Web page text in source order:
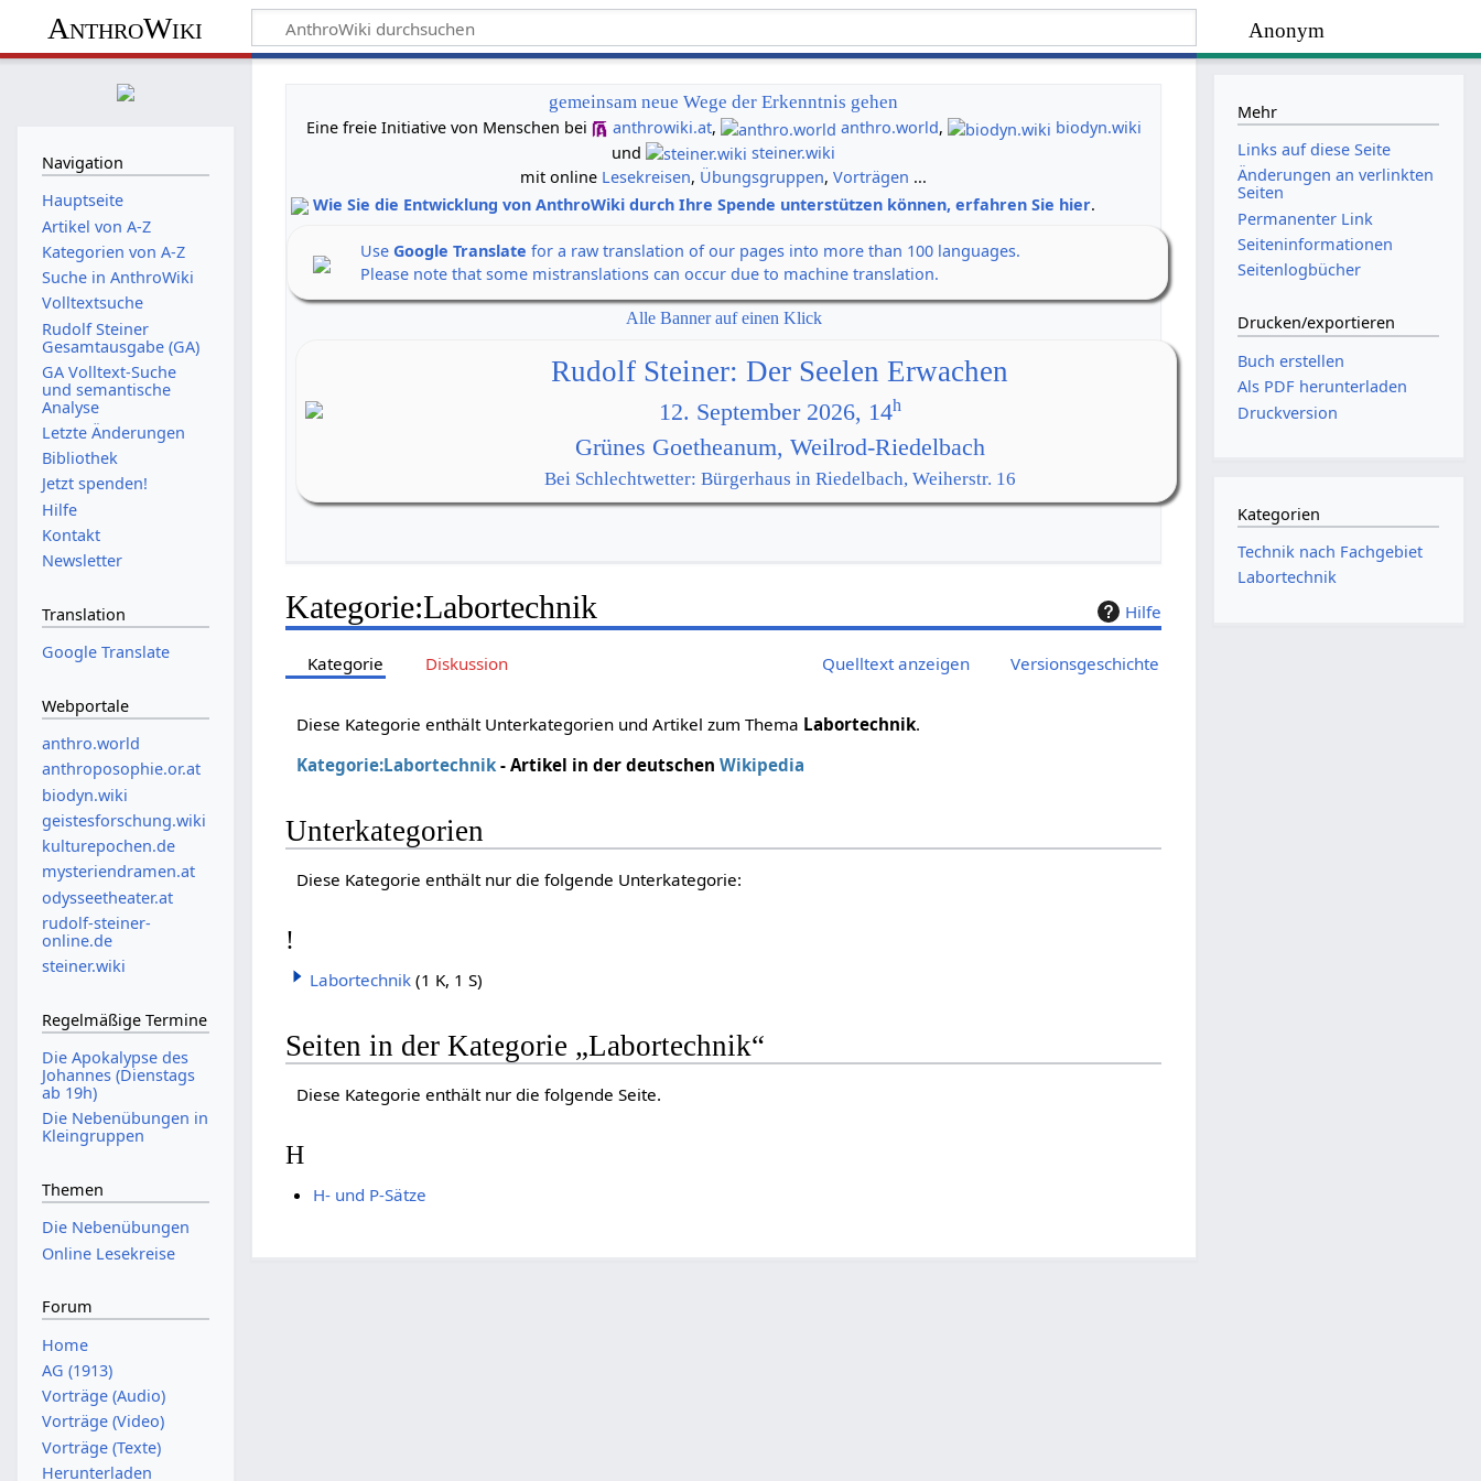
Anonym
AnthroWiki
gemeinsam neue Wege der Erkenntnis gehen
Eine freie Initiative von Menschen bei
anthrowiki.at, anthro.world,
biodyn.wiki
und
steiner.wiki
mit online Lesekreisen, Übungsgruppen,Vorträgen ...
Wie Sie die Entwicklung von AnthroWiki durch Ihre Spende unterstützen können, erfahren Sie hier.
UseGoogle Translate for a raw translation of our pages into more than 100 languages.
Please note that some mistranslations can occur due to machine translation.
Alle Banner auf einen Klick
Rudolf Steiner: Der Seelen Erwachen
12. September 2026, 14h
Grünes Goetheanum, Weilrod-Riedelbach
Bei Schlechtwetter: Bürgerhaus in Riedelbach, Weiherstr. 16
Hilfe
Kategorie:Labortechnik
Kategorie Diskussion Quelltext anzeigen Versionsgeschichte
Diese Kategorie enthält Unterkategorien und Artikel zum Thema Labortechnik.
Kategorie:Labortechnik- Artikel in der deutschenWikipedia
Unterkategorien
Diese Kategorie enthält nur die folgende Unterkategorie:
!
Labortechnik (1 K, 1 S)
Seiten in der Kategorie „Labortechnik“
Diese Kategorie enthält nur die folgende Seite.
H
H- und P-Sätze
Navigation
Hauptseite
Artikel von A-Z
Kategorien von A-Z
Suche in AnthroWiki
Volltextsuche
Rudolf Steiner
Gesamtausgabe (GA)
GA Volltext-Suche
und semantische
Analyse
Letzte Änderungen
Bibliothek
Jetzt spenden!
Hilfe
Kontakt
Newsletter
Translation
Google Translate
Webportale
anthro.world
anthroposophie.or.at
biodyn.wiki
geistesforschung.wiki
kulturepochen.de
mysteriendramen.at
odysseetheater.at
rudolf-steiner-
online.de
steiner.wiki
Regelmäßige Termine
Die Apokalypse des
Johannes (Dienstags
ab 19h)
Die Nebenübungen in
Kleingruppen
Themen
Die Nebenübungen
Online Lesekreise
Forum
Home
AG (1913)
Vorträge (Audio)
Vorträge (Video)
Vorträge (Texte)
Herunterladen
Mehr
Links auf diese Seite
Änderungen an verlinkten
Seiten
Permanenter Link
Seiten­­informationen
Seitenlogbücher
Drucken/­exportieren
Buch erstellen
Als PDF herunterladen
Druckversion
Kategorien
Technik nach Fachgebiet
Labortechnik